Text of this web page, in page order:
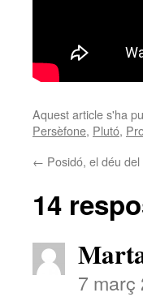
Aquest article s'ha
Persèfone, Plutó,
← Posidó, el déu
14
7 març